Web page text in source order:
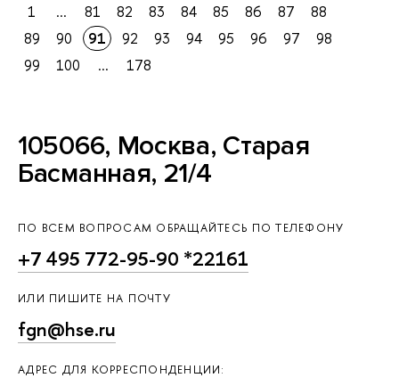
1 ... 81 82 83 84 85 86 87
88
89
90 91 92 93 94 95 96 97
98
99
100 ... 178
105066, Москва, Старая
Басманная, 21/4
ПО ВСЕМ ВОПРОСАМ ОБРАЩАЙТЕСЬ ПО ТЕЛЕФОНУ
+7 495 772-95-90 *22161
ИЛИ ПИШИТЕ НА ПОЧТУ
fgn@hse.ru
АДРЕС ДЛЯ КОРРЕСПОНДЕНЦИИ: